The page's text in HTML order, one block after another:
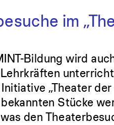
im
Bildung wird
„Theater
Stücke
den